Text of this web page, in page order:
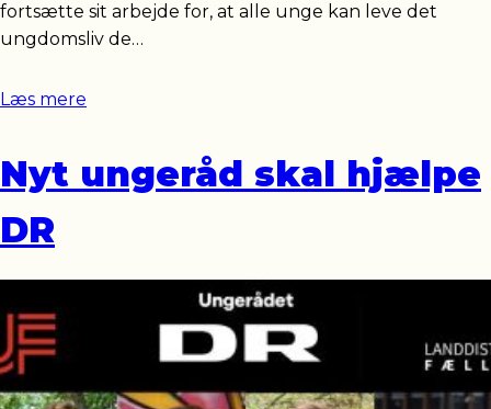
fortsætte sit arbejde for, at alle unge kan leve det
ungdomsliv de…
Læs mere
Nyt ungeråd skal hjælpe
DR